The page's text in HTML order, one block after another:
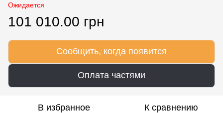
Ожидается
101 010.00 грн
Сообщить, когда появится
Оплата частями
В избранное К сравнению